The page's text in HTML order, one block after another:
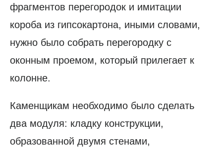
фрагментов перегородок и имитации
короба из гипсокартона, иными словами,
нужно было собрать перегородку с
оконным проемом, который прилегает к
колонне.
Каменщикам необходимо было сделать
два модуля: кладку конструкции,
образованной двумя стенами,